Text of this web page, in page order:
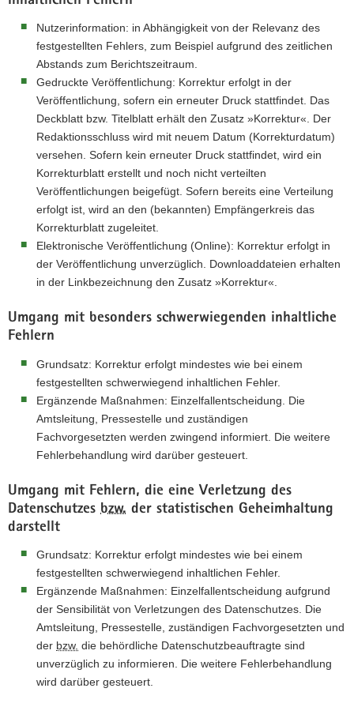
Nutzerinformation: in Abhängigkeit von der Relevanz des
festgestellten Fehlers, zum Beispiel aufgrund des zeitlichen
Abstands zum Berichtszeitraum.
Gedruckte Veröffentlichung: Korrektur erfolgt in der
Veröffentlichung, sofern ein erneuter Druck stattfindet. Das
Deckblatt bzw. Titelblatt erhält den Zusatz »Korrektur«. Der
Redaktionsschluss wird mit neuem Datum (Korrekturdatum)
versehen. Sofern kein erneuter Druck stattfindet, wird ein
Korrekturblatt erstellt und noch nicht verteilten
Veröffentlichungen beigefügt. Sofern bereits eine Verteilung
erfolgt ist, wird an den (bekannten) Empfängerkreis das
Korrekturblatt zugeleitet.
Elektronische Veröffentlichung (Online): Korrektur erfolgt in
der Veröffentlichung unverzüglich. Downloaddateien erhalten
in der Linkbezeichnung den Zusatz »Korrektur«.
Umgang mit besonders schwerwiegenden inhaltliche
Fehlern
Grundsatz: Korrektur erfolgt mindestes wie bei einem
festgestellten schwerwiegend inhaltlichen Fehler.
Ergänzende Maßnahmen: Einzelfallentscheidung. Die
Amtsleitung, Pressestelle und zuständigen
Fachvorgesetzten werden zwingend informiert. Die weitere
Fehlerbehandlung wird darüber gesteuert.
Umgang mit Fehlern, die eine Verletzung des
Datenschutzes bzw. der statistischen Geheimhaltung
darstellt
Grundsatz: Korrektur erfolgt mindestes wie bei einem
festgestellten schwerwiegend inhaltlichen Fehler.
Ergänzende Maßnahmen: Einzelfallentscheidung aufgrund
der Sensibilität von Verletzungen des Datenschutzes. Die
Amtsleitung, Pressestelle, zuständigen Fachvorgesetzten und
der bzw. die behördliche Datenschutzbeauftragte sind
unverzüglich zu informieren. Die weitere Fehlerbehandlung
wird darüber gesteuert.